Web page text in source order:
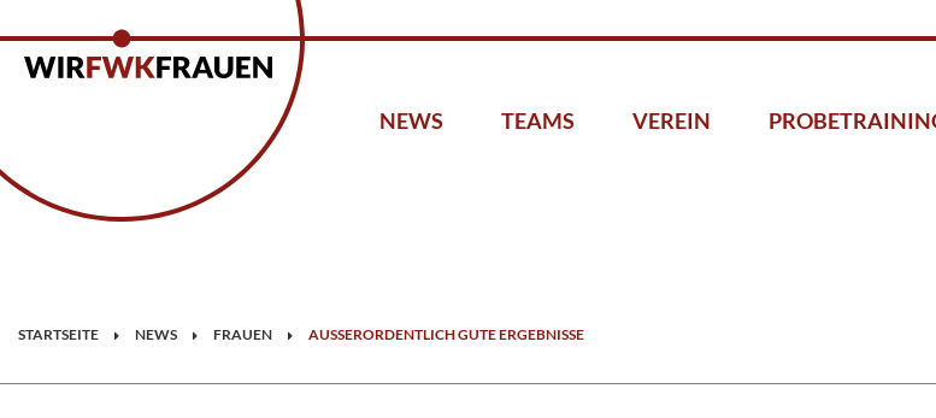
NEWS TEAMS VEREIN
STARTSEITE NEWS FRAUEN AUSSERORDENTLICH GUTE ERGEBNISSE